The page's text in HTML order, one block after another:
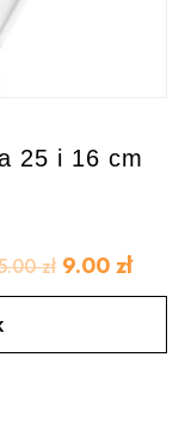
25 i 16 cm
zł 9.00 zł